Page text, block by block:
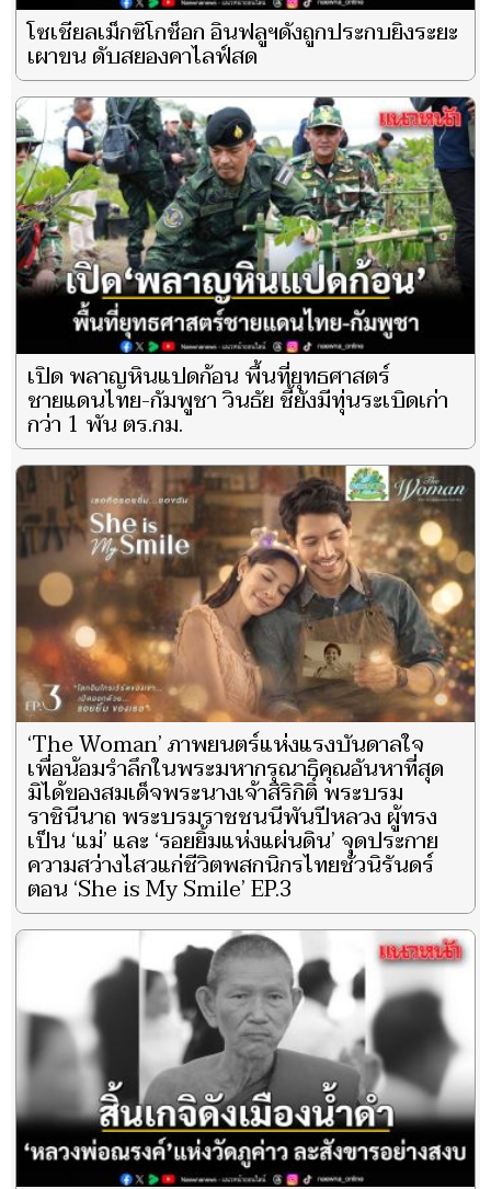
โซเชียลเม็กซิโกช็อก อินฟลูฯดังถูกประกบยิงระยะ
เผาขน ดับสยองคาไลฟ์สด
เปิด พลาญหินแปดก้อน พื้นที่ยุทธศาสตร์
ชายแดนไทย-กัมพูชา วินธัย ชี้ยังมีทุ่นระเบิดเก่า
กว่า 1 พัน ตร.กม.
‘The Woman’ ภาพยนตร์แห่งแรงบันดาลใจ
เพื่อน้อมรำลึกในพระมหากรุณาธิคุณอันหาที่สุด
มิได้ของสมเด็จพระนางเจ้าสิริกิติ์ พระบรม
ราชินีนาถ พระบรมราชชนนีพันปีหลวง ผู้ทรง
เป็น ‘แม่’ และ ‘รอยยิ้มแห่งแผ่นดิน’ จุดประกาย
ความสว่างไสวแก่ชีวิตพสกนิกรไทยชั่วนิรันดร์
ตอน ‘She is My Smile’ EP.3